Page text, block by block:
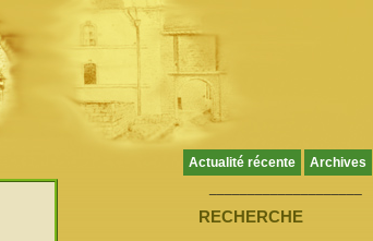
Actualité récente Archives
RECHERCHE